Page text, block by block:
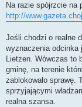
Na razie spójrzcie na
http://
Jeśli chodzi o realne
wyznaczenia odcinka
Lietzen. Wówczas to
gminę, na terenie
zablokowało sprawę.
sprzyjającymi
realna szansa.